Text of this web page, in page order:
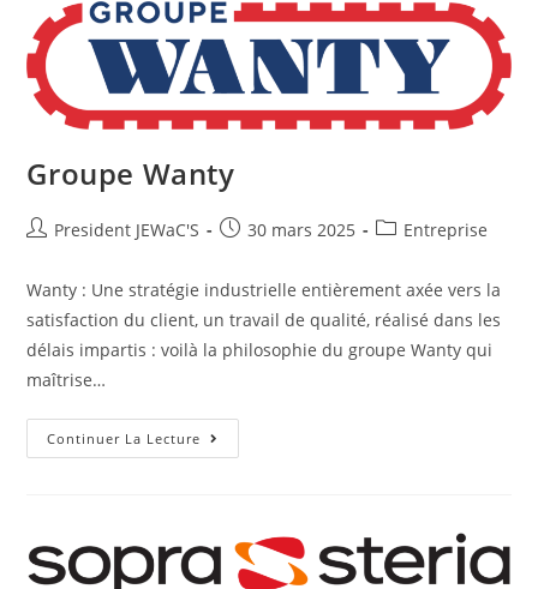
Groupe Wanty
President JEWaC'S 30 mars 2025 Entreprise
Wanty : Une stratégie industrielle entièrement axée vers la
satisfaction du client, un travail de qualité, réalisé dans les
délais impartis : voilà la philosophie du groupe Wanty qui
maîtrise…
Continuer La Lecture